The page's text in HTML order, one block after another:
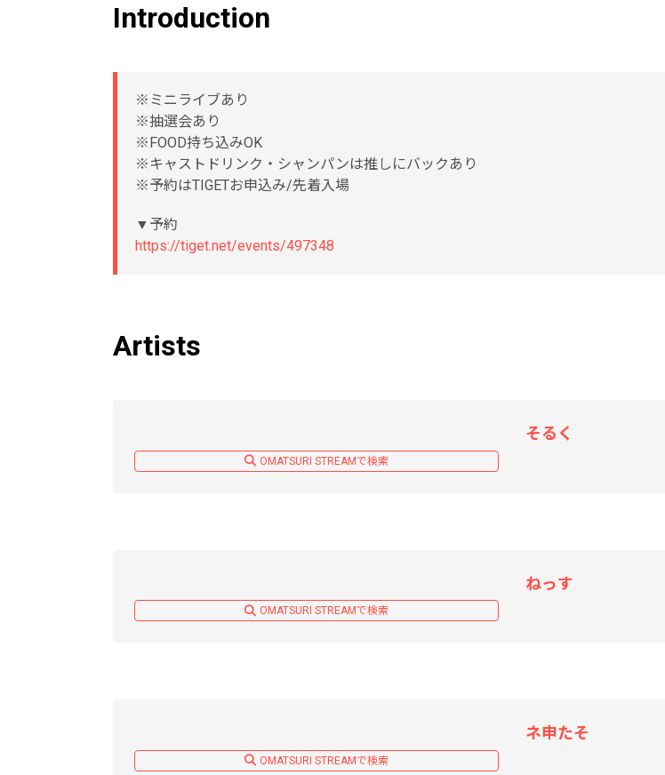
Introduction
※ミニライブあり
※抽選会あり
※FOOD持ち込みOK
※キャストドリンク・シャンパンは推しにバックあり
※予約はTIGETお申込み/先着入場
▼予約
https://tiget.net/events/497348
Artists
OMATSURI STREAMで検索
そるく
OMATSURI STREAMで検索
ねっす
OMATSURI STREAMで検索
ネ申たそ